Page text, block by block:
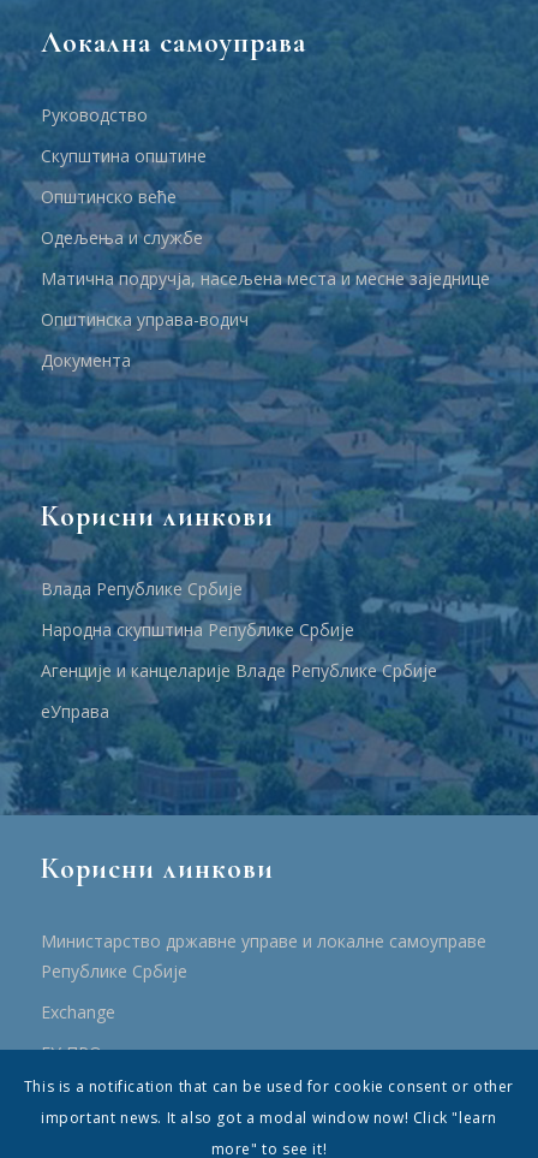
Локална самоуправа
Руководство
Скупштина општине
Општинско веће
Одељења и службе
Матична подручја, насељена места и месне заједнице
Општинска управа-водич
Документа
Корисни линкови
Влада Републике Србије
Народна скупштина Републике Србије
Агенције и канцеларије Владе Републике Србије
еУправа
Корисни линкови
Министарство државне управе и локалне самоуправе
Републике Србије
Еxchange
ЕУ ПРО
ПРРР
This is a notification that can be used for cookie consent or other
important news. It also got a modal window now! Click "learn
more" to see it!